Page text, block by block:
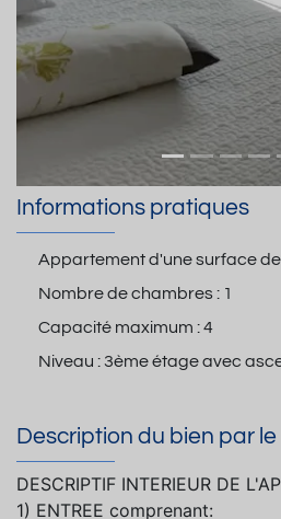
Informations pratiques
Appartement d'une surface de
Nombre de chambres : 1
Capacité maximum :4
Niveau :3ème étage avec
Description du bien par
DESCRIPTIF INTERIEUR DE
1) ENTREE comprenant: